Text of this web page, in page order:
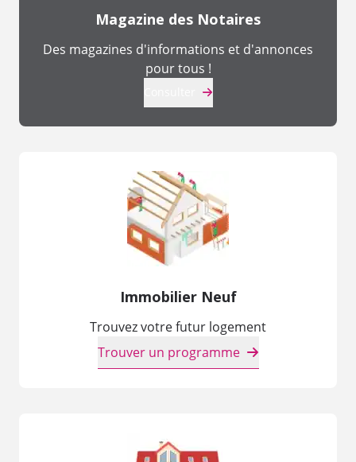
Magazine des Notaires
Des magazines d'informations et d'annonces
pour tous !
Immobilier Neuf
Trouvez votre futur logement
Trouver un programme